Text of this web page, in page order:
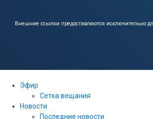
Внешние ссылки предоставляются исключительно
Эфир
Сетка вещания
Новости
Последние новости